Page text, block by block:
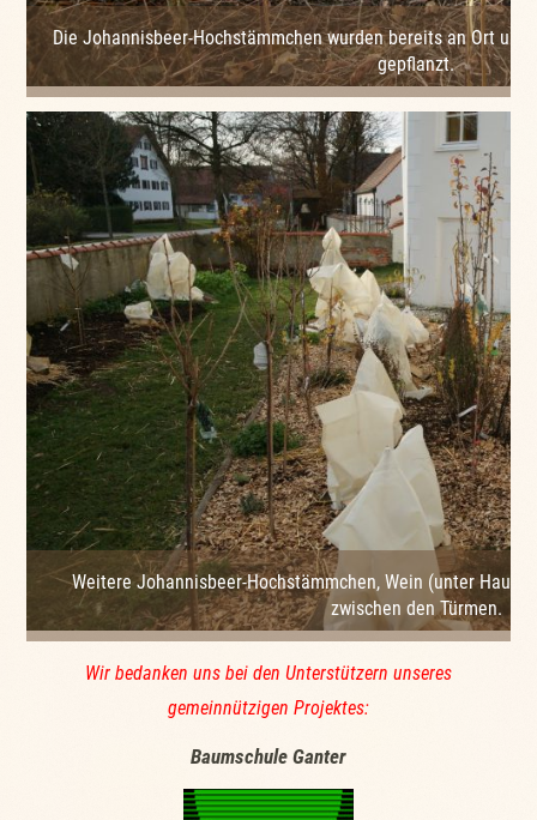
Die Johannisbeer-Hochstämmchen wurden bereits an Ort
gepflanzt.
Weitere Johannisbeer-Hochstämmchen, Wein (unter
zwischen den Türmen.
Wir bedanken uns bei den Unterstützern unseres
gemeinnützigen Projektes:
Baumschule Ganter